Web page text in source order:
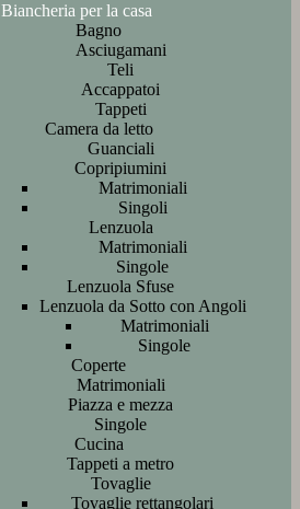
Biancheria per la casa
Bagno
Asciugamani
Teli
Accappatoi
Tappeti
Camera da letto
Guanciali
Copripiumini
Matrimoniali
Singoli
Lenzuola
Matrimoniali
Singole
Lenzuola Sfuse
Lenzuola da Sotto con Angoli
Matrimoniali
Singole
Coperte
Matrimoniali
Piazza e mezza
Singole
Cucina
Tappeti a metro
Tovaglie
Tovaglie rettangolari